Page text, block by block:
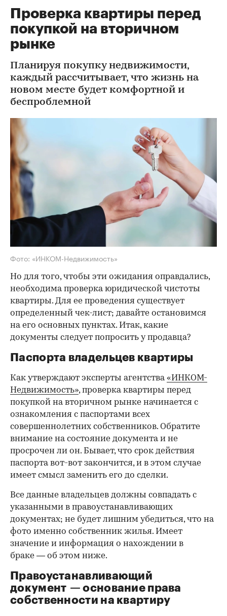
Проверка квартиры перед
покупкой на вторичном
рынке
Планируя покупку недвижимости,
каждый рассчитывает, что жизнь на
новом месте будет комфортной и
беспроблемной
Фото: «ИНКОМ-Недвижимость»
Но для того, чтобы эти ожидания оправдались,
необходима проверка юридической чистоты
квартиры. Для ее проведения существует
определенный чек-лист; давайте остановимся
на его основных пунктах. Итак, какие
документы следует попросить у продавца?
Паспорта владельцев квартиры
Как утверждают эксперты агентства«ИНКОМ-
Недвижимость», проверка квартиры перед
покупкой на вторичном рынке начинается с
ознакомления с паспортами всех
совершеннолетних собственников. Обратите
внимание на состояние документа и не
просрочен ли он. Бывает, что срок действия
паспорта вот-вот закончится, и в этом случае
имеет смысл заменить его до сделки.
00:00 / 00:00
Все данные владельцев должны совпадать с
указанными в правоустанавливающих
документах; не будет лишним убедиться, что на
фото именно собственник жилья. Имеет
значение и информация о нахождении в
браке — об этом ниже.
Правоустанавливающий
документ — основание права
собственности на квартиру